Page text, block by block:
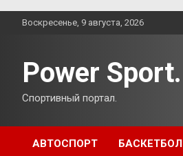
ПерейтиВоскресенье, 9 августа, 2026
Power Sport.
Спортивный портал.
АВТОСПОРТ БАСКЕТБОЛ